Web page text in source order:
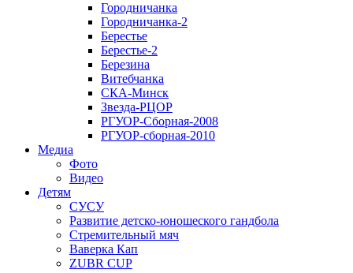
Городничанка
Городничанка-2
Берестье
Берестье-2
Березина
Витебчанка
СКА-Минск
Звезда-РЦОР
РГУОР-Сборная-2008
РГУОР-сборная-2010
Медиа
Фото
Видео
Детям
СУСУ
Развитие детско-юношеского гандбола
Стремительный мяч
Ваверка Кап
ZUBR CUP